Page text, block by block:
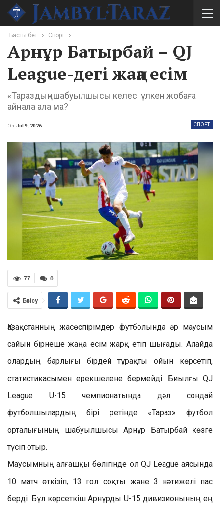
Басты бет Спорт
Арнұр Батырбай – QJ
League-дегі жаңа есім
«Тараздың» шабуылшысы келесі үлкен жобаға
айнала ала ма?
СПОРТ
On Jul 9, 2026
0
77
Бөлісу
Қазақстанның жасөспірімдер футболында әр маусым
сайын бірнеше жаңа есім жарқ етіп шығады. Алайда
олардың барлығы бірдей тұрақты ойын көрсетіп,
статистикасымен ерекшелене бермейді. Биылғы QJ
League U-15 чемпионатында дәл сондай
футболшылардың бірі ретінде «Тараз» футбол
орталығының шабуылшысы Арнұр Батырбай көзге
түсіп отыр.
Маусымның алғашқы бөлігінде ол QJ League аясында
10 матч өткізіп, 13 гол соқты және 3 нәтижелі пас
берді. Бұл көрсеткіш Арнұрды U-15 дивизионының ең